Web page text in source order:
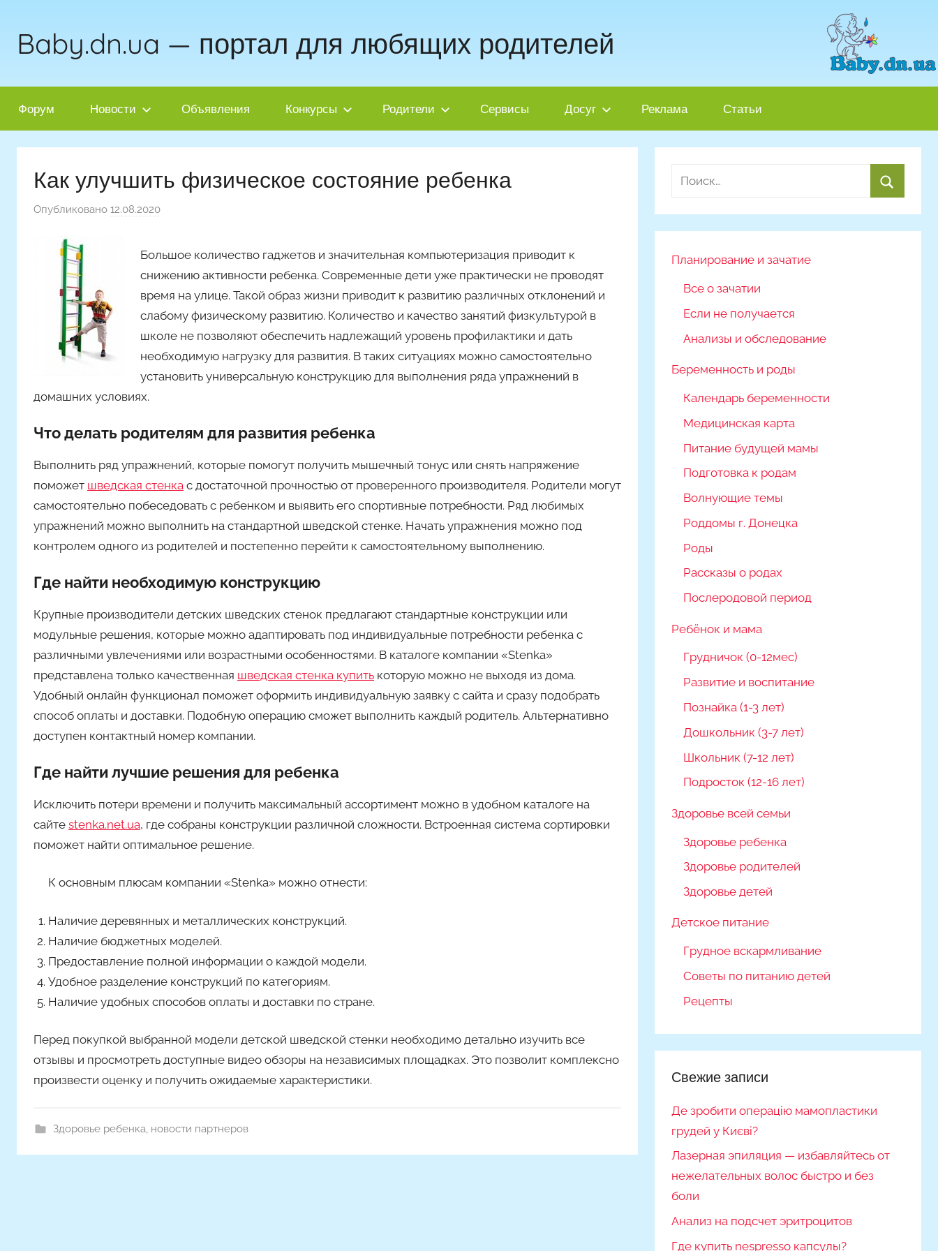
содержимому
Baby.dn.ua — портал для любящих родителей
Форум Новости Объявления Конкурсы Родители Сервисы Досуг Реклама Статьи
Как улучшить физическое состояние ребенка
Опубликовано 12.08.2020
р
о
м
A
l
y
Большое количество гаджетов и значительная компьютеризация приводит к
снижению активности ребенка. Современные дети уже практически не проводят
время на улице. Такой образ жизни приводит к развитию различных отклонений и
слабому физическому развитию. Количество и качество занятий физкультурой в
школе не позволяют обеспечить надлежащий уровень профилактики и дать
необходимую нагрузку для развития. В таких ситуациях можно самостоятельно
установить универсальную конструкцию для выполнения ряда упражнений в
домашних условиях.
Что делать родителям для развития ребенка
Выполнить ряд упражнений, которые помогут получить мышечный тонус или снять напряжение
поможет шведская стенка с достаточной прочностью от проверенного производителя. Родители могут
самостоятельно побеседовать с ребенком и выявить его спортивные потребности. Ряд любимых
упражнений можно выполнить на стандартной шведской стенке. Начать упражнения можно под
контролем одного из родителей и постепенно перейти к самостоятельному выполнению.
Где найти необходимую конструкцию
Крупные производители детских шведских стенок предлагают стандартные конструкции или
модульные решения, которые можно адаптировать под индивидуальные потребности ребенка с
различными увлечениями или возрастными особенностями. В каталоге компании «Stenka»
представлена только качественная шведская стенка купить которую можно не выходя из дома.
Удобный онлайн функционал поможет оформить индивидуальную заявку с сайта и сразу подобрать
способ оплаты и доставки. Подобную операцию сможет выполнить каждый родитель. Альтернативно
доступен контактный номер компании.
Где найти лучшие решения для ребенка
Исключить потери времени и получить максимальный ассортимент можно в удобном каталоге на
сайте stenka.net.ua, где собраны конструкции различной сложности. Встроенная система сортировки
поможет найти оптимальное решение.
К основным плюсам компании «Stenka» можно отнести:
Наличие деревянных и металлических конструкций.
Наличие бюджетных моделей.
Предоставление полной информации о каждой модели.
Удобное разделение конструкций по категориям.
Наличие удобных способов оплаты и доставки по стране.
Перед покупкой выбранной модели детской шведской стенки необходимо детально изучить все
отзывы и просмотреть доступные видео обзоры на независимых площадках. Это позволит комплексно
произвести оценку и получить ожидаемые характеристики.
Здоровье ребенка, новости партнеров
Найти:
Планирование и зачатие
Все о зачатии
Если не получается
Анализы и обследование
Беременность и роды
Календарь беременности
Медицинская карта
Питание будущей мамы
Подготовка к родам
Волнующие темы
Роддомы г. Донецка
Роды
Рассказы о родах
Послеродовой период
Ребёнок и мама
Грудничок (0-12мес)
Развитие и воспитание
Познайка (1-3 лет)
Дошкольник (3-7 лет)
Школьник (7-12 лет)
Подросток (12-16 лет)
Здоровье всей семьи
Здоровье ребенка
Здоровье родителей
Здоровье детей
Детское питание
Грудное вскармливание
Советы по питанию детей
Рецепты
Свежие записи
Де зробити операцію мамопластики
грудей у Києві?
Лазерная эпиляция — избавляйтесь от
нежелательных волос быстро и без
боли
Анализ на подсчет эритроцитов
Где купить nespresso капсулы?